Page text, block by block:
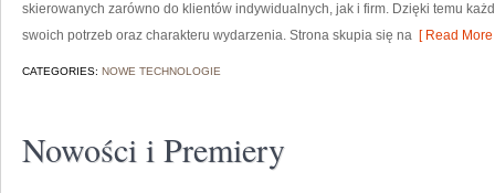
skierowanych zarówno do klientów indywidualnych, jak i firm. Dzięki temu
swoich potrzeb oraz charakteru wydarzenia. Strona skupia się na [ Read More
CATEGORIES: NOWE TECHNOLOGIE
Nowości i Premiery